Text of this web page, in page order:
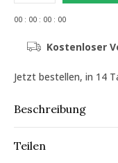
00 : 00 : 00 : 00
Kostenloser
Jetzt bestellen, in 14
Beschreibung
Teilen